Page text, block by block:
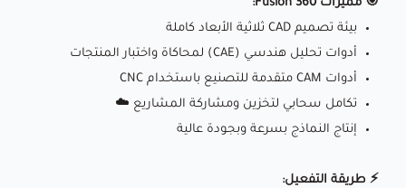
🎯 مميزات Fusion 360:
بيئة تصميم CAD ثلاثية الأبعاد كاملة
أدوات تحليل هندسي (CAE) لمحاكاة واختبار المنتجات
أدوات CAM متقدمة للتصنيع باستخدام CNC
تكامل سحابي لتخزين ومشاركة المشاريع ☁️
إنتاج النماذج بسرعة وبجودة عالية
⚡️ طريقة التفعيل: